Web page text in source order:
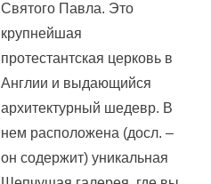
Святого Павла. Это
крупнейшая
протестантская церковь в
Англии и выдающийся
архитектурный шедевр. В
нем расположена (досл. –
он содержит) уникальная